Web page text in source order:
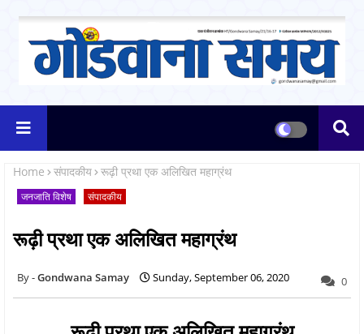
Home संपादकीय रूढ़ी प्रथा एक अलिखित महाग्रंथ
जनजाति विशेष संपादकीय
रूढ़ी प्रथा एक अलिखित महाग्रंथ
Gondwana Samay Sunday, September 06, 2020 0